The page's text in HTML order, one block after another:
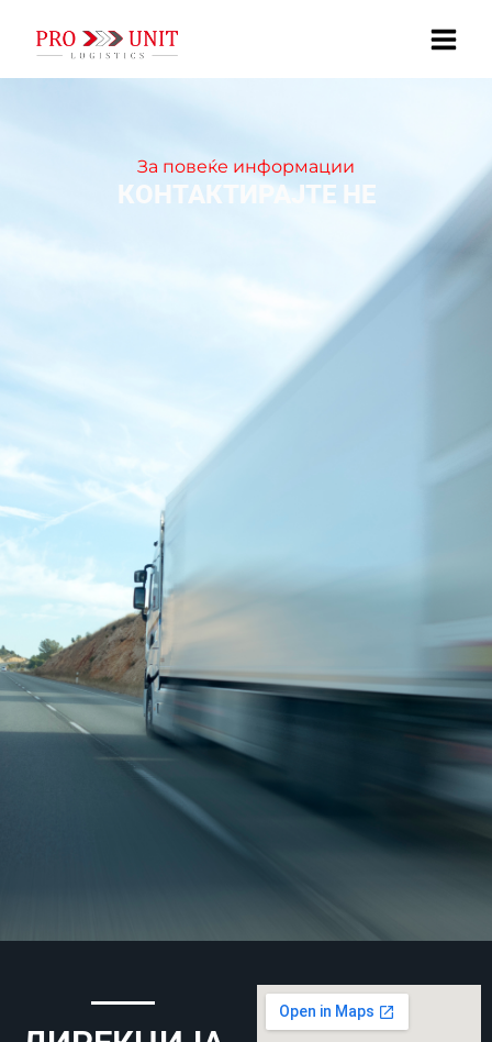
За повеќе информации
КОНТАКТИРАЈТЕ НЕ